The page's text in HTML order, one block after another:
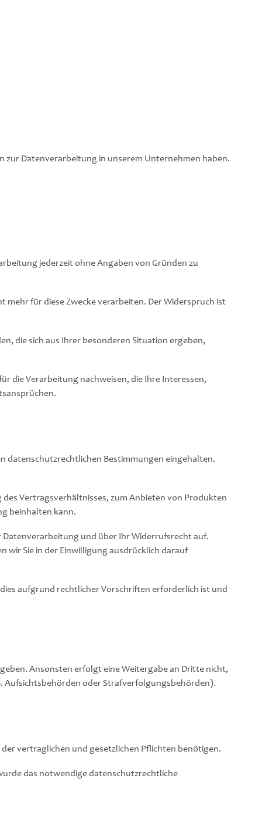
zur Datenverarbeitung in unserem Unternehmen haben.
jederzeit ohne Angaben von Gründen zu
für diese Zwecke verarbeiten. Der Widerspruch ist
die sich aus Ihrer besonderen Situation ergeben,
die Verarbeitung nachweisen, die Ihre Interessen,
datenschutzrechtlichen Bestimmungen eingehalten.
Vertragsverhältnisses, zum Anbieten von Produkten
beinhalten kann.
Datenverarbeitung und über Ihr Widerrufsrecht auf.
wir Sie in der Einwilligung ausdrücklich darauf
aufgrund rechtlicher Vorschriften erforderlich ist und
Ansonsten erfolgt eine Weitergabe an Dritte nicht,
Aufsichtsbehörden oder Strafverfolgungsbehörden).
vertraglichen und gesetzlichen Pflichten benötigen.
das notwendige datenschutzrechtliche